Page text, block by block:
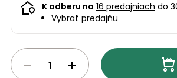
K odberu na 16 predajniach do
Vybrať predajňu